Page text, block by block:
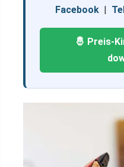
Facebook |
🤴 Preis-